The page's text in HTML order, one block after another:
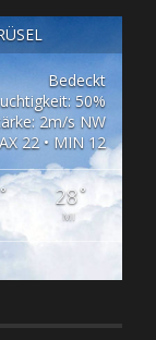
Bedeckt
50%
2m/s NW
22 • MIN 12
° 28°
MI